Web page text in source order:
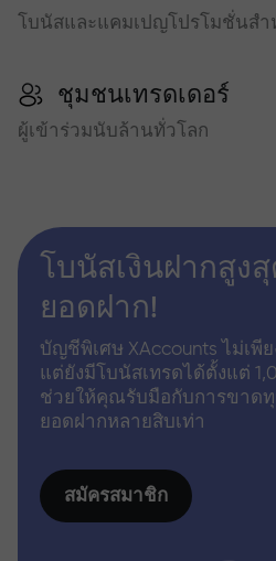
โบนัสและแคมเปญโปรโมชั่นสำ
ชุมชนเทรดเดอร์
ผู้เข้าร่วมนับล้านทั่วโลก
โบนัสเงินฝากสูง
ยอดฝาก!
บัญชีพิเศษ XAccounts ไม่เพีย
แต่ยังมีโบนัสเทรดได้ตั้งแต่
ช่วยให้คุณรับมือกับการขาด
ยอดฝากหลายสิบเท่า
สมัครสมาชิก